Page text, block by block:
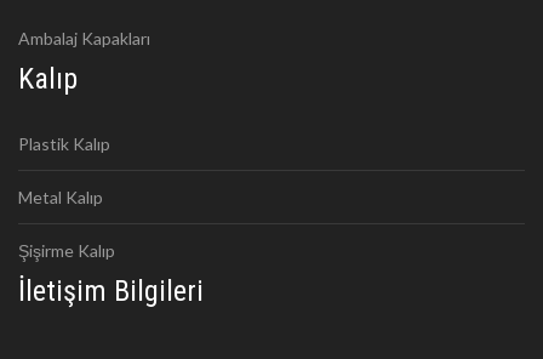
Ambalaj Kapakları
Kalıp
Plastik Kalıp
Metal Kalıp
Şişirme Kalıp
İletişim Bilgileri